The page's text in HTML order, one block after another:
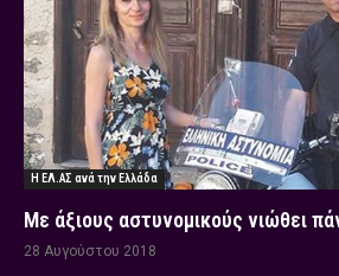
Η ΕΛ.ΑΣ ανά την Ελλάδα
Με άξιους αστυνομικούς νιώθει
28 Αυγούστου 2018